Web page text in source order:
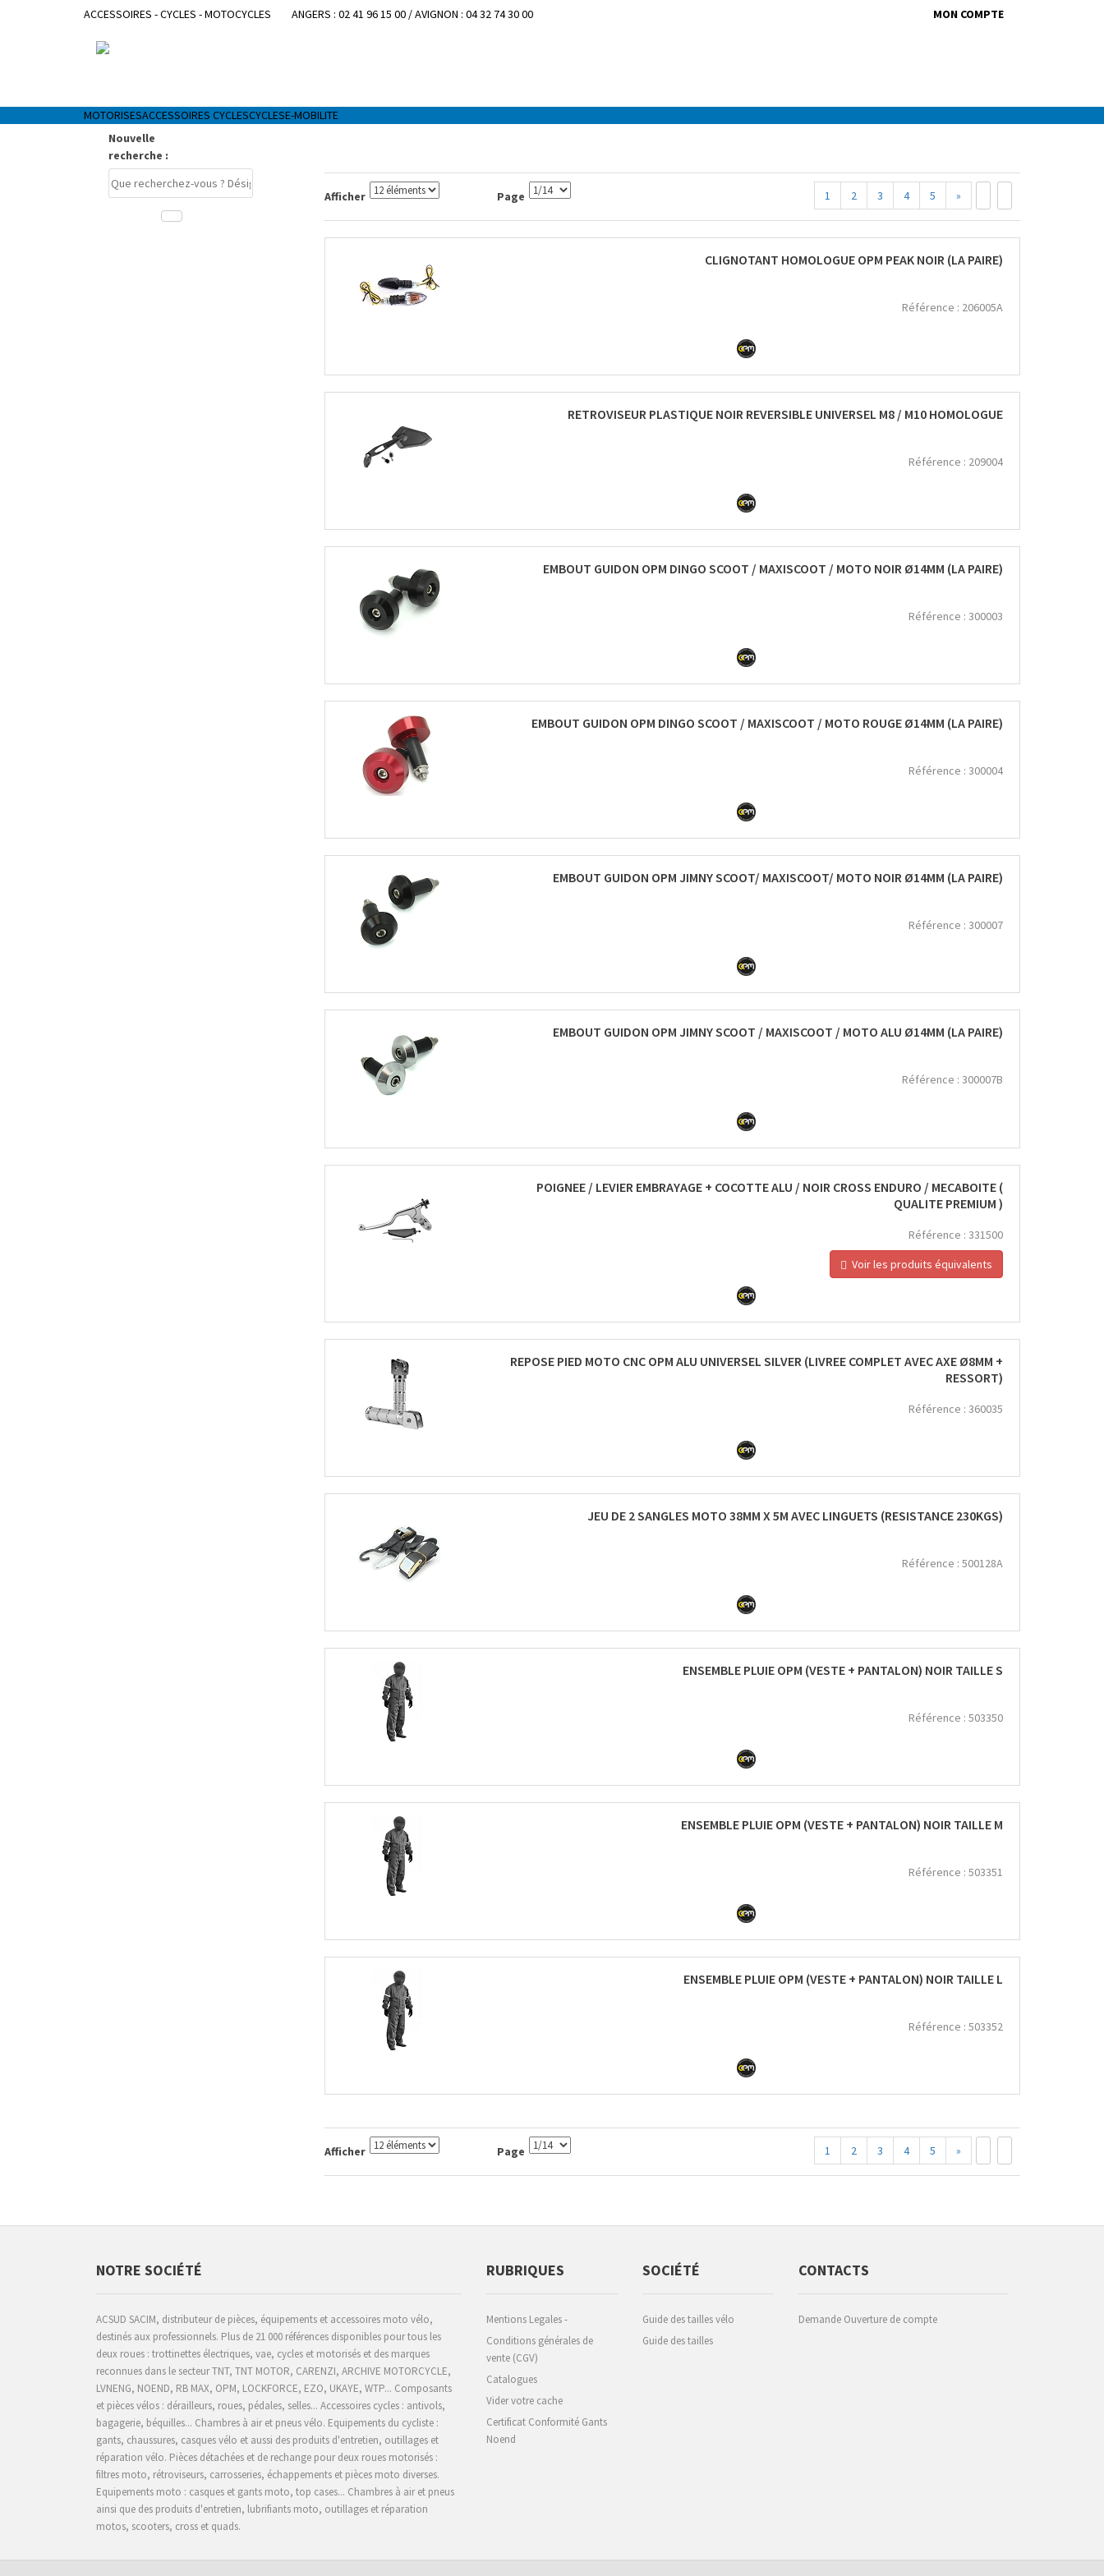
ACCESSOIRES - CYCLES - MOTOCYCLES ANGERS : 02 41 96 15 00 / AVIGNON : 04 32 74 30 00 MON COMPTE
Nouvelle
recherche :
MOTORISESACCESSOIRES CYCLESCYCLESE-MOBILITE
la
Afficher Page 1 2 3 4 5 »
CLIGNOTANT HOMOLOGUE OPM PEAK NOIR (LA PAIRE)
Référence : 206005A
RETROVISEUR PLASTIQUE NOIR REVERSIBLE UNIVERSEL M8 / M10 HOMOLOGUE
Référence : 209004
EMBOUT GUIDON OPM DINGO SCOOT / MAXISCOOT / MOTO NOIR Ø14MM (LA PAIRE)
Référence : 300003
EMBOUT GUIDON OPM DINGO SCOOT / MAXISCOOT / MOTO ROUGE Ø14MM (LA PAIRE)
Référence : 300004
EMBOUT GUIDON OPM JIMNY SCOOT/ MAXISCOOT/ MOTO NOIR Ø14MM (LA PAIRE)
Référence : 300007
EMBOUT GUIDON OPM JIMNY SCOOT / MAXISCOOT / MOTO ALU Ø14MM (LA PAIRE)
Référence : 300007B
POIGNEE / LEVIER EMBRAYAGE + COCOTTE ALU / NOIR CROSS ENDURO / MECABOITE (
QUALITE PREMIUM )
Référence : 331500
Voir les produits équivalents
REPOSE PIED MOTO CNC OPM ALU UNIVERSEL SILVER (LIVREE COMPLET AVEC AXE Ø8MM +
RESSORT)
Référence : 360035
JEU DE 2 SANGLES MOTO 38MM X 5M AVEC LINGUETS (RESISTANCE 230KGS)
Référence : 500128A
ENSEMBLE PLUIE OPM (VESTE + PANTALON) NOIR TAILLE S
Référence : 503350
ENSEMBLE PLUIE OPM (VESTE + PANTALON) NOIR TAILLE M
Référence : 503351
ENSEMBLE PLUIE OPM (VESTE + PANTALON) NOIR TAILLE L
Référence : 503352
Afficher Page 1 2 3 4 5 »
NOTRE SOCIÉTÉ
ACSUD SACIM, distributeur de pièces, équipements et accessoires moto vélo,
destinés aux professionnels. Plus de 21 000 références disponibles pour tous les
deux roues : trottinettes électriques, vae, cycles et motorisés et des marques
reconnues dans le secteur TNT, TNT MOTOR, CARENZI, ARCHIVE MOTORCYCLE,
LVNENG, NOEND, RB MAX, OPM, LOCKFORCE, EZO, UKAYE, WTP... Composants
et pièces vélos : dérailleurs, roues, pédales, selles... Accessoires cycles : antivols,
bagagerie, béquilles... Chambres à air et pneus vélo. Equipements du cycliste :
gants, chaussures, casques vélo et aussi des produits d'entretien, outillages et
réparation vélo. Pièces détachées et de rechange pour deux roues motorisés :
filtres moto, rétroviseurs, carrosseries, échappements et pièces moto diverses.
Equipements moto : casques et gants moto, top cases... Chambres à air et pneus
ainsi que des produits d'entretien, lubrifiants moto, outillages et réparation
motos, scooters, cross et quads.
RUBRIQUES
Mentions Legales -
Conditions générales de
vente (CGV)
Catalogues
Vider votre cache
Certificat Conformité Gants
Noend
SOCIÉTÉ
Guide des tailles vélo
Guide des tailles
CONTACTS
Demande Ouverture de compte